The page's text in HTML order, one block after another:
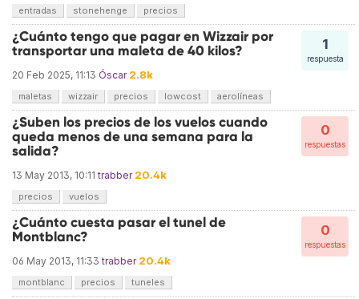
entradas stonehenge precios
1
respuesta
¿Cuánto tengo que pagar en Wizzair por
transportar una maleta de 40 kilos?
20 Feb 2025, 11:13 Óscar 2.8k
maletas wizzair precios lowcost aerolíneas
0
respuestas
¿Suben los precios de los vuelos cuando
queda menos de una semana para la
salida?
13 May 2013, 10:11 trabber 20.4k
precios vuelos
0
respuestas
¿Cuánto cuesta pasar el tunel de
Montblanc?
06 May 2013, 11:33 trabber 20.4k
montblanc precios tuneles